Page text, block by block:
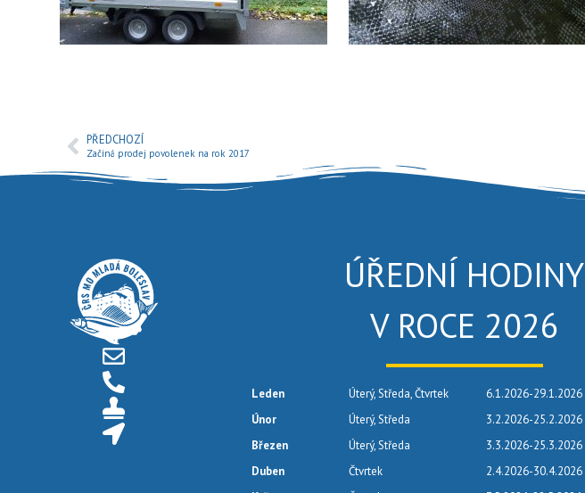
PŘEDCHOZÍ
Začíná prodej povolenek na rok 2017
ÚŘEDNÍ HODINY
V ROCE 2026
Leden Úterý, Středa, Čtvrtek 6.1.2026-29.1.2026
Únor
Úterý, Středa 3.2.2026-25.2.2026
Březen
Úterý, Středa 3.3.2026-25.3.2026
Duben
Čtvrtek
2.4.2026-30.4.2026